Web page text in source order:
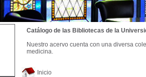
Inicio
Catálogo de las Bibliotecas de la
Nuestro acervo cuenta con una diversa
medicina.